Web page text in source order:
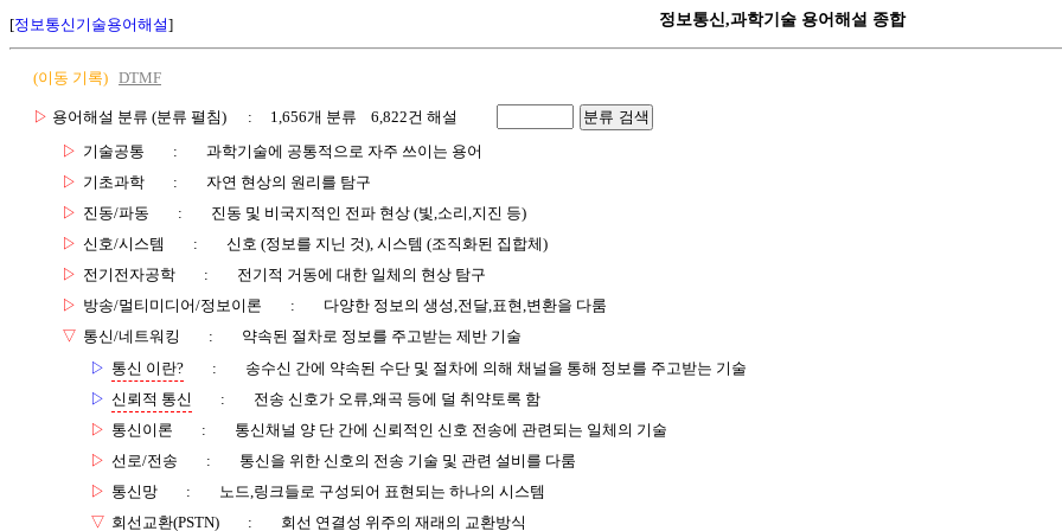
[정보통신기술용어해설] 정보통신,과학기술 용어해설 종합
(이동 기록) DTMF
▷ 용어해설 분류 (분류 펼침) : 1,656개 분류 6,822건 해설
분류 검색
▷ 기술공통 :
과학기술에 공통적으로 자주 쓰이는 용어
▷ 기초과학 :
자연 현상의 원리를 탐구
▷ 진동/파동 :
진동 및 비국지적인 전파 현상 (빛,소리,지진 등)
▷ 신호/시스템 :
신호 (정보를 지닌 것), 시스템 (조직화된 집합체)
▷ 전기전자공학 :
전기적 거동에 대한 일체의 현상 탐구
▷ 방송/멀티미디어/정보이론 :
다양한 정보의 생성,전달,표현,변환을 다룸
▽ 통신/네트워킹 :
약속된 절차로 정보를 주고받는 제반 기술
▷ 통신 이란? :
송수신 간에 약속된 수단 및 절차에 의해 채널을 통해 정보를 주고받는 기술
▷ 신뢰적 통신 :
전송 신호가 오류,왜곡 등에 덜 취약토록 함
▷ 통신이론 :
통신채널 양 단 간에 신뢰적인 신호 전송에 관련되는 일체의 기술
▷ 선로/전송 :
통신을 위한 신호의 전송 기술 및 관련 설비를 다룸
▷ 통신망 :
노드,링크들로 구성되어 표현되는 하나의 시스템
▽ 회선교환(PSTN) : 회선 연결성 위주의 재래의 교환방식